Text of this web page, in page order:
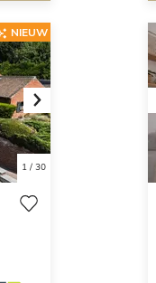
Next
1/ 30
NIEUW